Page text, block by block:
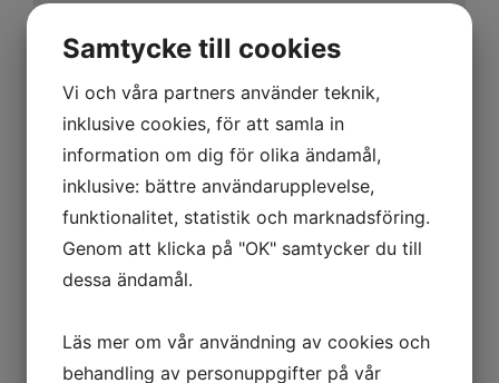
Arbetsledare/Tibnor
070-622 20 43
Samtycke till cookies
Vi och våra partners använder teknik,
inklusive cookies, för att samla in
information om dig för olika ändamål,
inklusive: bättre användarupplevelse,
funktionalitet, statistik och marknadsföring.
Genom att klicka på "OK" samtycker du till
dessa ändamål.
Läs mer om vår användning av cookies och
behandling av personuppgifter på vår